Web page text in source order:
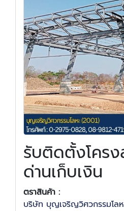
รับติดตั้งโครง
ด่านเก็บเงิน
ตราสินค้า :
บริษัท บุญเจริญวิศวกรรมโล